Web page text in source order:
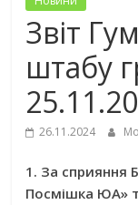
Звіт
штабу
26.11.2024
1. За сприяння
Посмішка ЮА»